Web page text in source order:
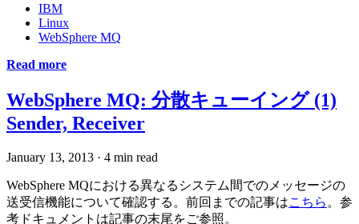
IBM
Linux
WebSphere MQ
Read more
WebSphere MQ: 分散キューイング (1)
Sender, Receiver
January 13, 2013 · 4 min read
WebSphere MQにおける異なるシステム間でのメッセージの
送受信機能について確認する。前回までの記事はこちら 。参
考ドキュメントは記事の末尾をご参照。